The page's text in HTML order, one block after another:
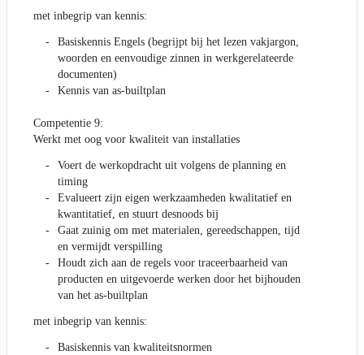
met inbegrip van kennis:
Basiskennis Engels (begrijpt bij het lezen vakjargon,
woorden en eenvoudige zinnen in werkgerelateerde
documenten)
Kennis van as-builtplan
Competentie 9:
Werkt met oog voor kwaliteit van installaties
Voert de werkopdracht uit volgens de planning en
timing
Evalueert zijn eigen werkzaamheden kwalitatief en
kwantitatief, en stuurt desnoods bij
Gaat zuinig om met materialen, gereedschappen, tijd
en vermijdt verspilling
Houdt zich aan de regels voor traceerbaarheid van
producten en uitgevoerde werken door het bijhouden
van het as-builtplan
met inbegrip van kennis:
Basiskennis van kwaliteitsnormen